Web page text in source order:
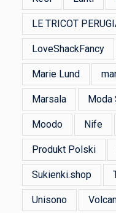
LE TRICOT
LoveShackFancy
Marie Lund
Marsala Moda
Moodo Nife
Produkt Polski
Sukienki.shop
Unisono